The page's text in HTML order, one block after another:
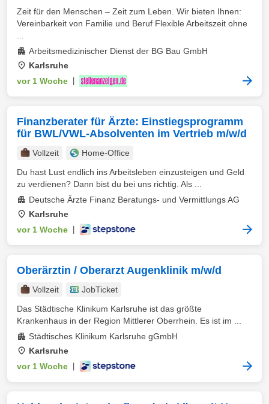
Zeit für den Menschen – Zeit zum Leben. Wir bieten Ihnen:
Vereinbarkeit von Familie und Beruf Flexible Arbeitszeit ohne
Arbeitsmedizinischer Dienst der BG Bau GmbH
Karlsruhe
vor 1 Woche
Finanzberater für Ärzte: Einstiegsprogramm
für BWL/VWL-Absolventen im Vertrieb m/w/d
Vollzeit
Home-Office
Du hast Lust endlich ins Arbeitsleben einzusteigen und Geld
zu verdienen? Dann bist du bei uns richtig. Als ...
Deutsche Ärzte Finanz Beratungs- und Vermittlungs AG
Karlsruhe
vor 1 Woche
Oberärztin / Oberarzt Augenklinik m/w/d
Vollzeit
JobTicket
Das Städtische Klinikum Karlsruhe ist das größte
Krankenhaus in der Region Mittlerer Oberrhein. Es ist im ...
Städtisches Klinikum Karlsruhe gGmbH
Karlsruhe
vor 1 Woche